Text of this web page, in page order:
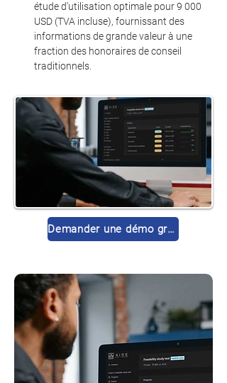
étude d’utilisation optimale pour 9 000
USD (TVA incluse), fournissant des
informations de grande valeur à une
fraction des honoraires de conseil
traditionnels.
Demander une démo gratuite